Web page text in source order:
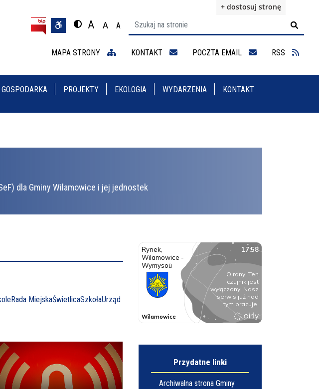
+ dostosuj stronę
Przełącz na motyw wysokiej widoczności
A
A
Ustaw rozmiar czcionki na 125%
A
Ustaw rozmiar czcionki na 100%

MAPA STRONY KONTAKT POCZTA EMAIL RSS
GOSPODARKA PROJEKTY EKOLOGIA WYDARZENIA KONTAKT
dla Gminy Wilamowice i jej jednostek
Rada MiejskaŚwietlicaSzkołaUrząd
Przydatne linki
Archiwalna strona Gminy